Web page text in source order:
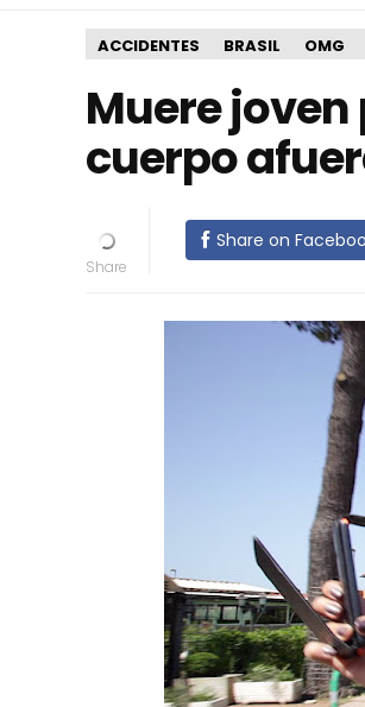
ACCIDENTES BRASIL OMG
Muere
cuerpo
Share on